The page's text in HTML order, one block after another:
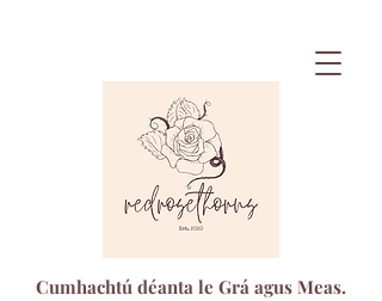
Cumhachtú déanta le Grá agus Meas.